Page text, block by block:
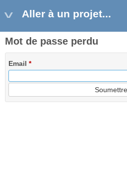
Aller à un projet...
Mot de passe perdu
Email *